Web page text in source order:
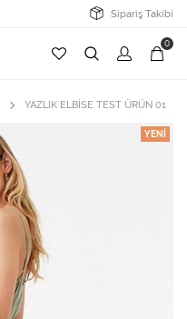
Sipariş Takibi
0
YAZLIK ELBİSE TEST ÜRÜN 01
YENI